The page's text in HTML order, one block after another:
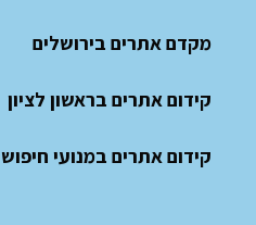
מקדם אתרים בירושלים
קידום אתרים בראשון לציון
קידום אתרים במנועי חיפוש